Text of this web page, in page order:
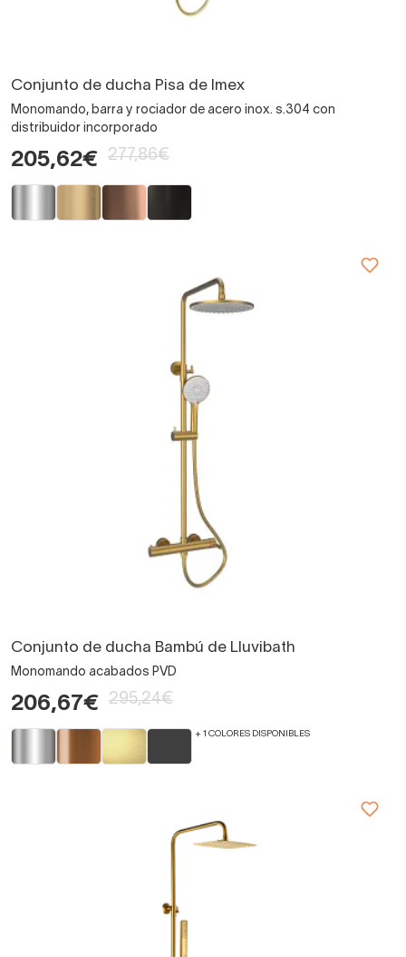
Conjunto de ducha Pisa de Imex
Monomando, barra y rociador de acero inox. s.304 con
distribuidor incorporado
205,62€ 277,86€
Conjunto de ducha Bambú de Lluvibath
Monomando acabados PVD
206,67€ 295,24€
+ 1 COLORES DISPONIBLES